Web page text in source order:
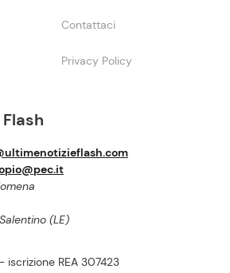
(LE)
REA 307423
Contattaci
Privacy Policy